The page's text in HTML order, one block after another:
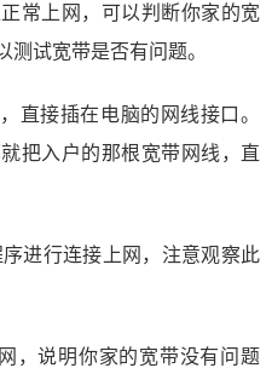
常上网，可以判断你家的宽
试宽带是否有问题。
直接插在电脑的网线接口。
把入户的那根宽带网线，直
进行连接上网，注意观察此
，说明你家的宽带没有问题